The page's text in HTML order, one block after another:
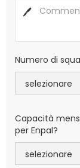
🖊
Numero di
Capacità
per Enpal?